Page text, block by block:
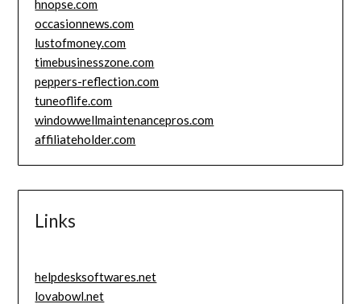
hnopse.com
occasionnews.com
lustofmoney.com
timebusinesszone.com
peppers-reflection.com
tuneoflife.com
windowwellmaintenancepros.com
affiliateholder.com
Links
helpdesksoftwares.net
lovabowl.net